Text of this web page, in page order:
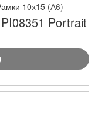
10х15 (А6)
Portrait